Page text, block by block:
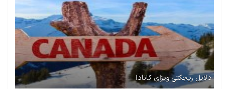
دلایل ریجکتی ویزای کانادا